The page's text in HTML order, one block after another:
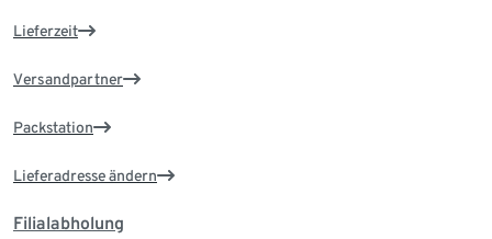
Lieferzeit
Versandpartner
Packstation
Lieferadresse ändern
Filialabholung